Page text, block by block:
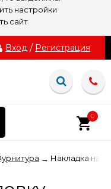
настройки
сайт
Вход / Регистрация
0
→ Накладка на